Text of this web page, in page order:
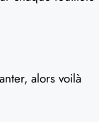
alors voilà